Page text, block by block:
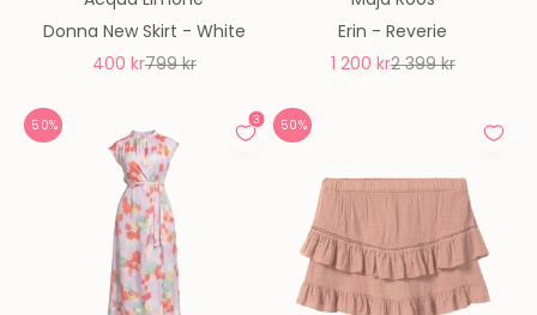
Donna New Skirt - White
REA-pris
400 krPris
799 kr
Erin - Reverie
REA-pris
1 200 krPris
2 399 kr
50% 50%